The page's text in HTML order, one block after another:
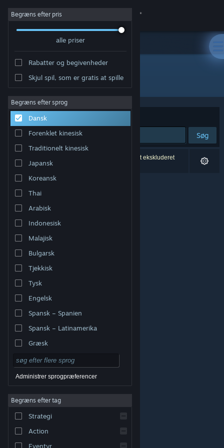
Log på
Om
Support
Skift sprog
Hent Steam-mobilappen
Vis desktop-webside
varemærker tilhører deres respektive indehavere i USA
Tilgængelighed
Refunderinger|
Begræns efter pris
alle priser
Rabatter og begivenheder
Skjul spil, som er gratis at spille
Begræns efter sprog
Dansk
Forenklet kinesisk
Traditionelt kinesisk
Japansk
Koreansk
Thai
Arabisk
Indonesisk
Malajisk
Bulgarsk
Tjekkisk
Tysk
Engelsk
Spansk – Spanien
Spansk – Latinamerika
Græsk
Administrer sprogpræferencer
Begræns efter tag
Strategi
Action
Eventyr
Udvikler: Maru Games
Sorter efter Relevans
Søg
0 resultater matcher din søgning. 2 titler er blevet ekskluderet
baseret på dine præferencer.